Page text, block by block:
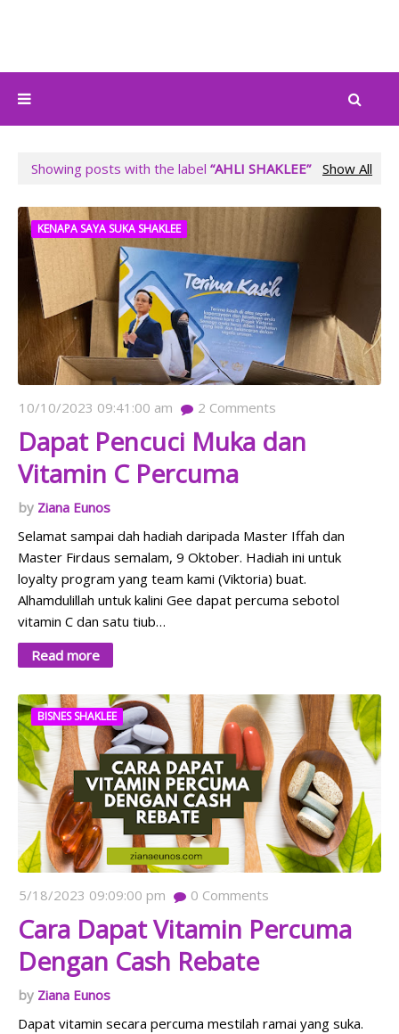
Showing posts with the label AHLI SHAKLEE Show All
KENAPA SAYA SUKA SHAKLEE
10/10/2023 09:41:00 am 2 Comments
Dapat Pencuci Muka dan
Vitamin C Percuma
Ziana Eunos
Selamat sampai dah hadiah daripada Master Iffah dan
Master Firdaus semalam, 9 Oktober. Hadiah ini untuk
loyalty program yang team kami (Viktoria) buat.
Alhamdulillah untuk kalini Gee dapat percuma sebotol
vitamin C dan satu tiub…
Read more
BISNES SHAKLEE
5/18/2023 09:09:00 pm 0 Comments
Cara Dapat Vitamin Percuma
Dengan Cash Rebate
Ziana Eunos
Dapat vitamin secara percuma mestilah ramai yang suka.